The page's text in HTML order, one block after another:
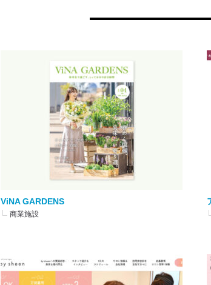
制作の流れ 制作料金
ViNA GARDENS
商業施設